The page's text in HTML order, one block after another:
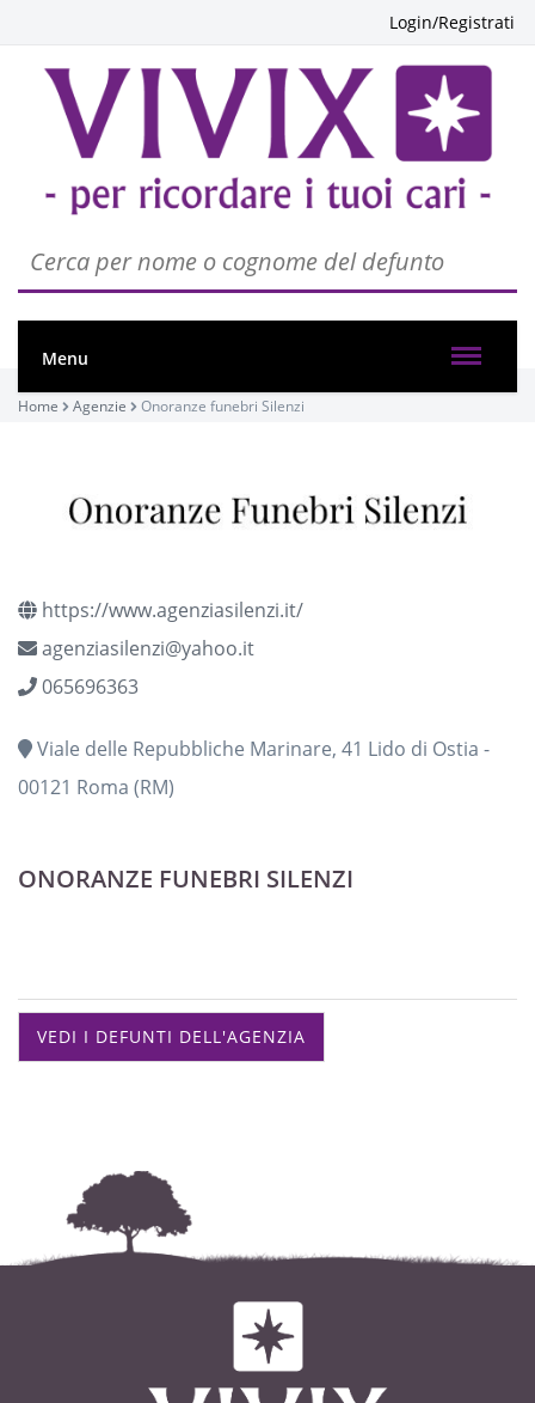
Login/Registrati
Menu
Home Agenzie Onoranze funebri Silenzi
https://www.agenziasilenzi.it/
agenziasilenzi@yahoo.it
065696363
Viale delle Repubbliche Marinare, 41 Lido di Ostia -
00121 Roma (RM)
ONORANZE FUNEBRI SILENZI
VEDI I DEFUNTI DELL'AGENZIA